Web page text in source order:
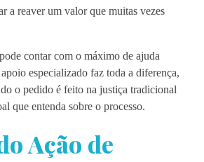
a reaver um valor que muitas vezes
contar com o máximo de ajuda
especializado faz toda a diferença,
o pedido é feito na justiça tradicional
que entenda sobre o processo.
Ação de